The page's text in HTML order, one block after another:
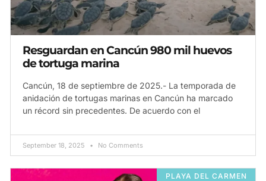
Resguardan en Cancún 980 mil huevos
de tortuga marina
Cancún, 18 de septiembre de 2025.- La temporada de
anidación de tortugas marinas en Cancún ha marcado
un récord sin precedentes. De acuerdo con el
September 18, 2025 No Comments
PLAYA DEL CARMEN